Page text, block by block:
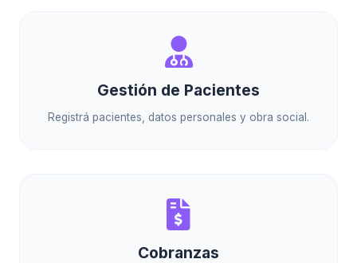
Gestión de Pacientes
Registrá pacientes, datos personales y obra social.
Cobranzas